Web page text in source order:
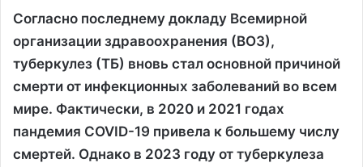
Согласно последнему докладу Всемирной
организации здравоохранения (ВОЗ),
туберкулез (ТБ) вновь стал основной причиной
смерти от инфекционных заболеваний во всем
мире. Фактически, в 2020 и 2021 годах
пандемия COVID-19 привела к большему числу
смертей. Однако в 2023 году от туберкулеза